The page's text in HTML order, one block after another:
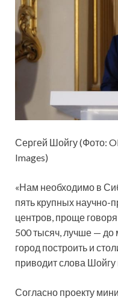
Сергей Шойгу (Фото:
Images)
«Нам необходимо в
пять крупных
центров, проще
500 тысяч, лучше — до
город построить и
приводит слова
Согласно проекту